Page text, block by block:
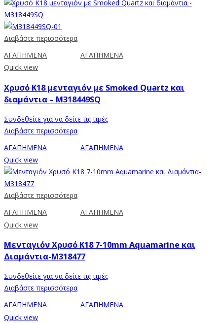
Διαβάστε περισσότερα
ΑΓΑΠΗΜΕΝΑ
ΑΓΑΠΗΜΕΝΑ
Quick view
Χρυσό Κ18 μενταγιόν με Smoked Quartz και
διαμάντια – M318449SQ
Συνδεθείτε για να δείτε τις τιμές
Διαβάστε περισσότερα
ΑΓΑΠΗΜΕΝΑ
ΑΓΑΠΗΜΕΝΑ
Quick view
Διαβάστε περισσότερα
ΑΓΑΠΗΜΕΝΑ
ΑΓΑΠΗΜΕΝΑ
Quick view
Μενταγιόν Χρυσό K18 7-10mm Aquamarine και
Διαμάντια-M318477
Συνδεθείτε για να δείτε τις τιμές
Διαβάστε περισσότερα
ΑΓΑΠΗΜΕΝΑ
ΑΓΑΠΗΜΕΝΑ
Quick view